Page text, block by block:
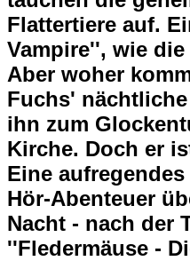
Flattertiere auf.
Vampire'', wie
Aber woher
Fuchs'
ihn zum
Kirche. Doch er
Eine
Hör-Abenteuer
Nacht - nach der
''Fledermäuse -